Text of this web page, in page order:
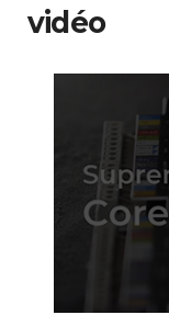
vidéo